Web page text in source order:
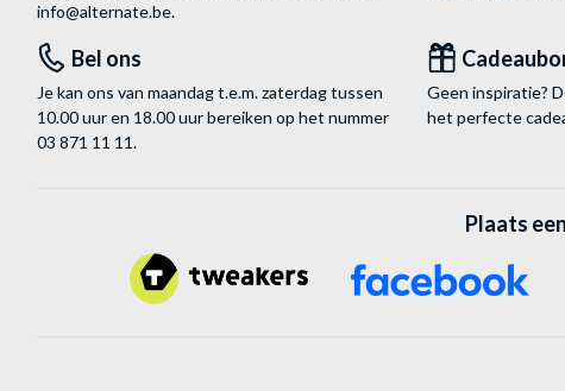
info@alternate.be.
Bel ons
Je kan ons van maandag t.e.m. zaterdag tussen
10.00 uur en 18.00 uur bereiken op het nummer
03 871 11 11.
Geen inspiratie?
het perfecte
Plaats